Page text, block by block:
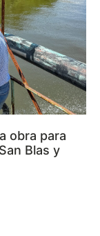
obra para
Blas y